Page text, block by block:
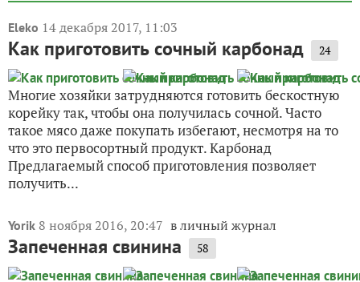
Eleko 14 декабря 2017, 11:03
Как приготовить сочный карбонад 24
Многие хозяйки затрудняются готовить бескостную
корейку так, чтобы она получилась сочной. Часто
такое мясо даже покупать избегают, несмотря на то
что это первосортный продукт. Карбонад
Предлагаемый способ приготовления позволяет
получить...
Yorik 8 ноября 2016, 20:47 в личный журнал
Запеченная свинина 58